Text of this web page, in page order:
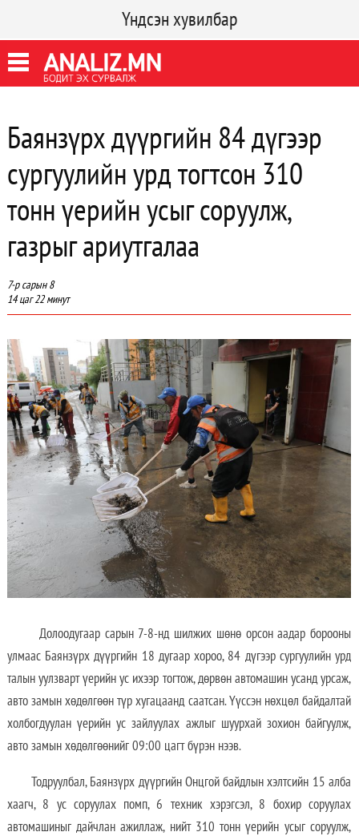
Үндсэн хувилбар
Баянзүрх дүүргийн 84 дүгээр
сургуулийн урд тогтсон 310
тонн үерийн усыг соруулж,
газрыг ариутгалаа
7-р сарын 8
14 цаг 22 минут
Долоодугаар сарын 7-8-нд шилжих шөнө орсон аадар борооны
улмаас Баянзүрх дүүргийн 18 дугаар хороо, 84 дүгээр сургуулийн урд
талын уулзварт үерийн ус ихээр тогтож, дөрвөн автомашин усанд урсаж,
авто замын хөдөлгөөн түр хугацаанд саатсан. Үүссэн нөхцөл байдалтай
холбогдуулан үерийн ус зайлуулах ажлыг шуурхай зохион байгуулж,
авто замын хөдөлгөөнийг 09:00 цагт бүрэн нээв.
Тодруулбал, Баянзүрх дүүргийн Онцгой байдлын хэлтсийн 15 алба
хаагч, 8 ус соруулах помп, 6 техник хэрэгсэл, 8 бохир соруулах
автомашиныг дайчлан ажиллаж, нийт 310 тонн үерийн усыг соруулж,